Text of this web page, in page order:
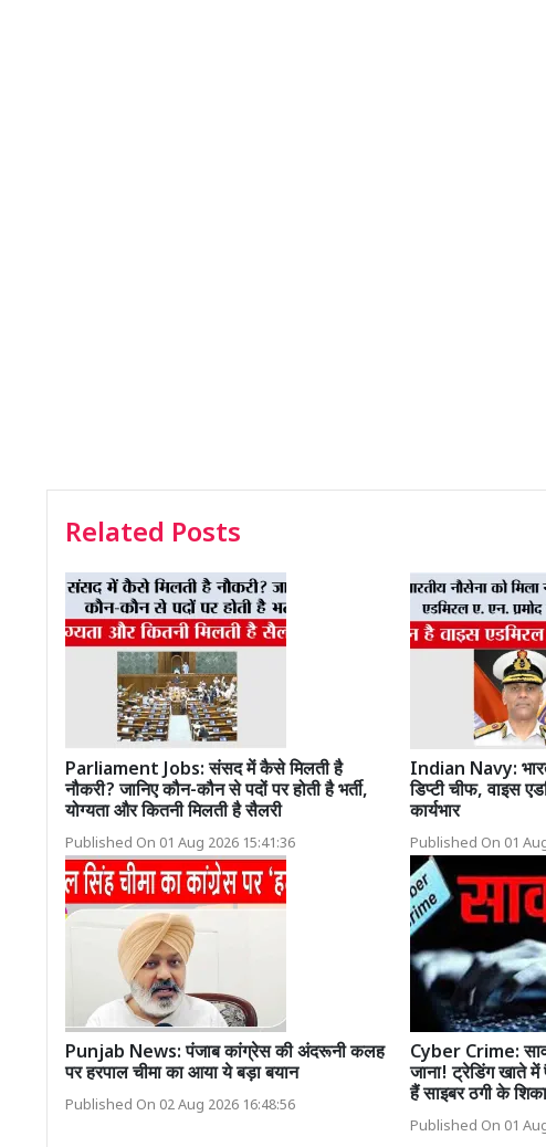
Related Posts
Parliament Jobs: संसद में कैसे मिलती है
नौकरी? जानिए कौन-कौन से पदों पर होती है भर्ती,
योग्यता और कितनी मिलती है सैलरी
Published On 01 Aug 2026 15:41:36
Indian Navy:
डिप्टी चीफ, वाइस
कार्यभार
Published On 01
Punjab News: पंजाब कांग्रेस की अंदरूनी कलह
पर हरपाल चीमा का आया ये बड़ा बयान
Published On 02 Aug 2026 16:48:56
Cyber Crime:
जाना! ट्रेडिंग
हैं साइबर ठगी के
Published On 01